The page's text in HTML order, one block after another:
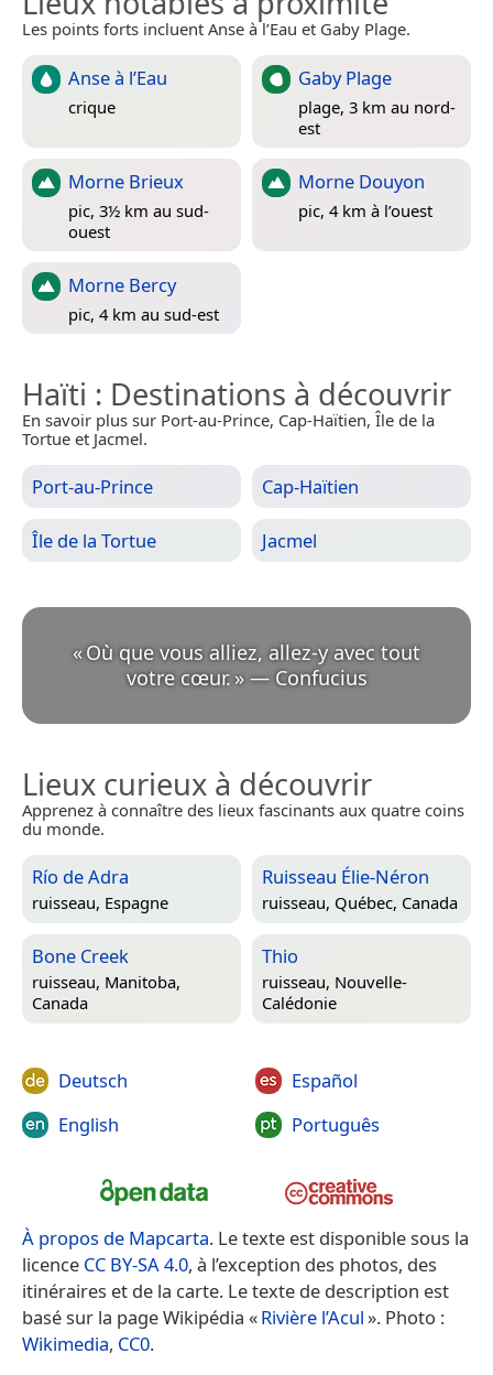
Les points forts incluent Anse à l’Eau et Gaby Plage.
Anse à l’Eau
crique
Gaby Plage
plage, 3 km au nord-
est
Morne Brieux
pic, 3½ km au sud-
ouest
Morne Douyon
pic, 4 km à l’ouest
Morne Bercy
pic, 4 km au sud-est
Haïti : Destinations à découvrir
En savoir plus sur Port-au-Prince, Cap-Haïtien, Île de la
Tortue et Jacmel.
Port-au-Prince Cap-Haïtien
Île de la Tortue Jacmel
«Où que vous alliez, allez-y avec tout
votre cœur. » — Confucius
Lieux curieux à découvrir
Apprenez à connaître des lieux fascinants aux quatre coins
du monde.
Río de Adra
ruisseau, Espagne
Ruisseau Élie-Néron
ruisseau, Québec, Canada
Bone Creek
ruisseau, Manitoba,
Canada
Thio
ruisseau, Nouvelle-
Calédonie
Deutsch
English
Español
Português
À propos de Mapcarta. Le texte est disponible sous la
licence CC BY-SA 4.0, à l’exception des photos, des
itinéraires et de la carte. Le texte de description est
basé sur la page Wikipédia «Rivière l’Acul». Photo :
Wikimedia, CC0.